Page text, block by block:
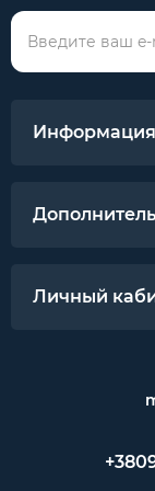
Информация
Личный